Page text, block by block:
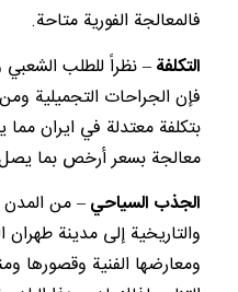
فالمعالجة الفورية متاحة.
التكلفة– نظراً للطلب
فإن الجراحات التجميلية
بتكلفة معتدلة في ايران
معالجة بسعر أرخص بما يصل إلى 60% من
الجذب السياحي– من المدن
والتاريخية إلى مدينة طهران
ومعارضها الفنية وقصورها